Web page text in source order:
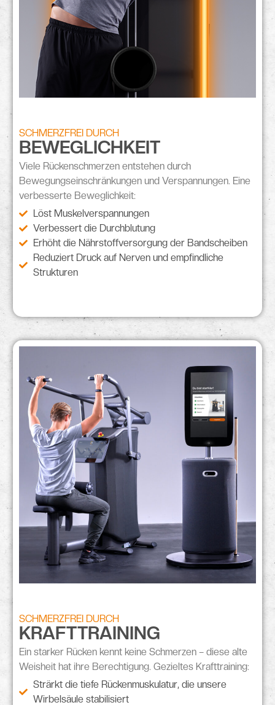
SCHMERZFREI DURCH
BEWEGLICHKEIT
Viele Rückenschmerzen entstehen durch
Bewegungseinschränkungen und Verspannungen. Eine
verbesserte Beweglichkeit:
Löst Muskelverspannungen
Verbessert die Durchblutung
Erhöht die Nährstoffversorgung der Bandscheiben
Reduziert Druck auf Nerven und empfindliche
Strukturen
SCHMERZFREI DURCH
KRAFTTRAINING
Ein starker Rücken kennt keine Schmerzen – diese alte
Weisheit hat ihre Berechtigung. Gezieltes Krafttraining:
Strärkt die tiefe Rückenmuskulatur, die unsere
Wirbelsäule stabilisiert